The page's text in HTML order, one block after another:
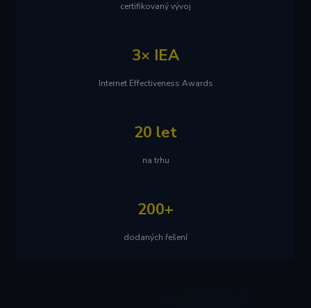
certifikovaný vývoj
3× IEA
Internet Effectiveness Awards
20 let
na trhu
200+
dodaných řešení